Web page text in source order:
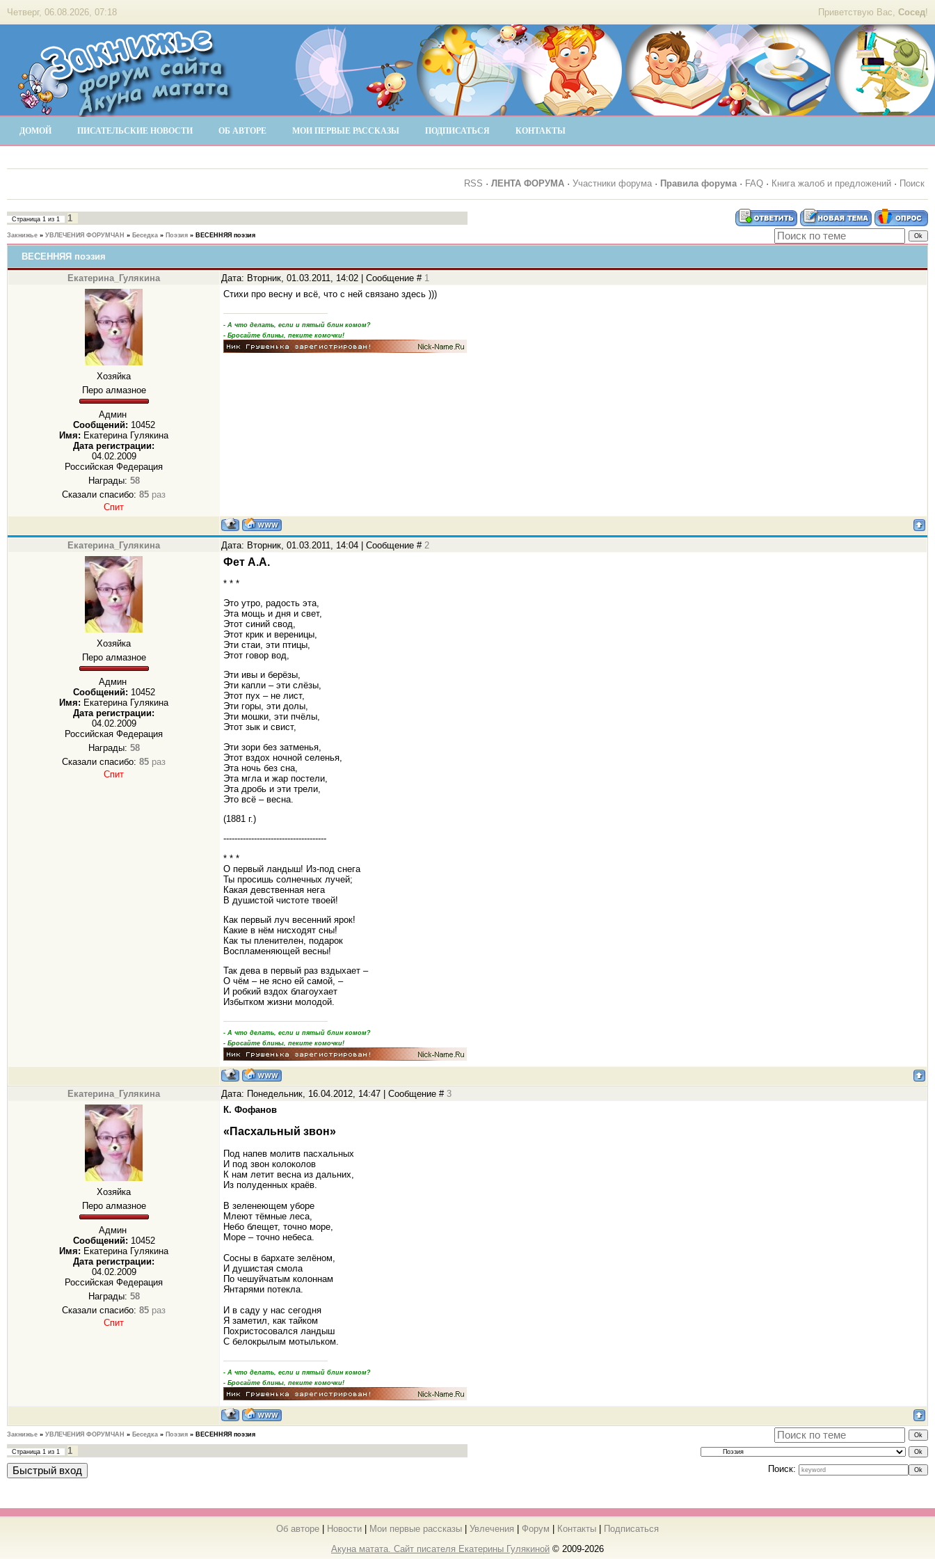
Приветствую Вас, Сосед!
Четверг, 06.08.2026, 07:18
ДОМОЙ ПИСАТЕЛЬСКИЕ НОВОСТИ ОБ АВТОРЕ МОИ ПЕРВЫЕ РАССКАЗЫ ПОДПИСАТЬСЯ КОНТАКТЫ
RSS · ЛЕНТА ФОРУМА · Участники форума · Правила форума· FAQ · Книга жалоб и предложений · Поиск
Страница 1 из 1 1
Закнижье » УВЛЕЧЕНИЯ ФОРУМЧАН » Беседка » Поэзия » ВЕСЕННЯЯ поэзия
ВЕСЕННЯЯ поэзия
Екатерина_Гулякина Дата: Вторник, 01.03.2011, 14:02 | Сообщение # 1
Хозяйка
Перо алмазное
Админ
Сообщений: 10452
Имя: Екатерина Гулякина
Дата регистрации:
04.02.2009
Российская Федерация
Награды: 58
Сказали спасибо: 85 раз
Спит
Стихи про весну и всё, что с ней связано здесь )))
- А что делать, если и пятый блин комом?
- Бросайте блины, пеките комочки!
Екатерина_Гулякина Дата: Вторник, 01.03.2011, 14:04 | Сообщение # 2
Хозяйка
Перо алмазное
Админ
Сообщений: 10452
Имя: Екатерина Гулякина
Дата регистрации:
04.02.2009
Российская Федерация
Награды: 58
Сказали спасибо: 85 раз
Спит
Фет А.А.
* * *
Это утро, радость эта,
Эта мощь и дня и свет,
Этот синий свод,
Этот крик и вереницы,
Эти стаи, эти птицы,
Этот говор вод,
Эти ивы и берёзы,
Эти капли – эти слёзы,
Этот пух – не лист,
Эти горы, эти долы,
Эти мошки, эти пчёлы,
Этот зык и свист,
Эти зори без затменья,
Этот вздох ночной селенья,
Эта ночь без сна,
Эта мгла и жар постели,
Эта дробь и эти трели,
Это всё – весна.
(1881 г.)
-------------------------------------
* * *
О первый ландыш! Из-под снега
Ты просишь солнечных лучей;
Какая девственная нега
В душистой чистоте твоей!
Как первый луч весенний ярок!
Какие в нём нисходят сны!
Как ты пленителен, подарок
Воспламеняющей весны!
Так дева в первый раз вздыхает –
О чём – не ясно ей самой, –
И робкий вздох благоухает
Избытком жизни молодой.
- А что делать, если и пятый блин комом?
- Бросайте блины, пеките комочки!
Екатерина_Гулякина Дата: Понедельник, 16.04.2012, 14:47 | Сообщение # 3
Хозяйка
Перо алмазное
Админ
Сообщений: 10452
Имя: Екатерина Гулякина
Дата регистрации:
04.02.2009
Российская Федерация
Награды: 58
Сказали спасибо: 85 раз
Спит
К. Фофанов
«Пасхальный звон»
Под напев молитв пасхальных
И под звон колоколов
К нам летит весна из дальних,
Из полуденных краёв.
В зеленеющем уборе
Млеют тёмные леса,
Небо блещет, точно море,
Море – точно небеса.
Сосны в бархате зелёном,
И душистая смола
По чешуйчатым колоннам
Янтарями потекла.
И в саду у нас сегодня
Я заметил, как тайком
Похристосовался ландыш
С белокрылым мотыльком.
- А что делать, если и пятый блин комом?
- Бросайте блины, пеките комочки!
Закнижье » УВЛЕЧЕНИЯ ФОРУМЧАН » Беседка » Поэзия » ВЕСЕННЯЯ поэзия
Страница 1 из 1
1
Поиск:
Об авторе Новости Мои первые рассказы Увлечения Форум Контакты
Подписаться
Акуна матата. Сайт писателя Екатерины Гулякиной © 2009-2026